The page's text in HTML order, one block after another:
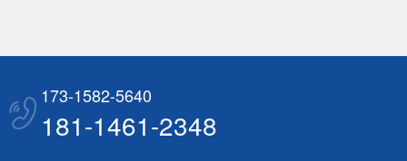
173-1582-5640
181-1461-2348